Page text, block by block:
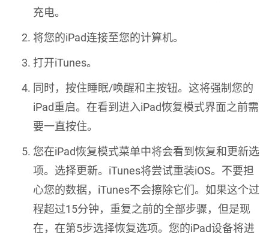
充电。
将您的iPad连接至您的计算机。
打开iTunes。
同时，按住睡眠/唤醒和主按钮。这将强制您的
iPad重启。在看到进入iPad恢复模式界面之前需
要一直按住。
您在iPad恢复模式菜单中将会看到恢复和更新选
项。选择更新。iTunes将尝试重装iOS。不要担
心您的数据，iTunes不会擦除它们。如果这个过
程超过15分钟，重复之前的全部步骤，但是现
在，在第5步选择恢复选项。您的iPad设备将进